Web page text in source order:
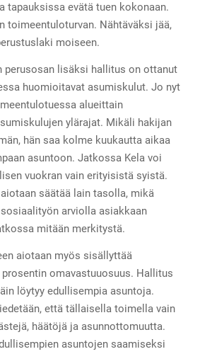
tapauksissa evätä tuen kokonaan.
toimeentuloturvan. Nähtäväksi jää,
moiseen.
perusosan lisäksi hallitus on ottanut
huomioitavat asumiskulut. Jo nyt
alueittain
ylärajat. Mikäli hakijan
hän saa kolme kuukautta aikaa
asuntoon. Jatkossa Kela voi
vuokran vain erityisistä syistä.
säätää lain tasolla, mikä
arviolla asiakkaan
mitään merkitystä.
aiotaan myös sisällyttää
omavastuuosuus. Hallitus
löytyy edullisempia asuntoja.
että tällaisella toimella vain
häätöjä ja asunnottomuutta.
asuntojen saamiseksi